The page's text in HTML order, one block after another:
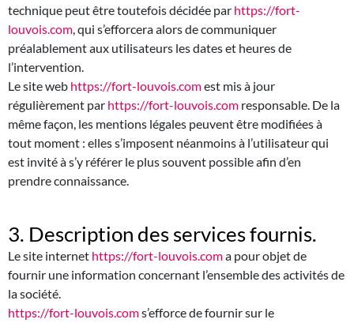
technique peut être toutefois décidée par https://fort-
louvois.com, qui s’efforcera alors de communiquer
préalablement aux utilisateurs les dates et heures de
l’intervention.
Le site web https://fort-louvois.comest mis à jour
régulièrement par https://fort-louvois.com responsable. De la
même façon, les mentions légales peuvent être modifiées à
tout moment : elles s’imposent néanmoins à l’utilisateur qui
est invité à s’y référer le plus souvent possible afin d’en
prendre connaissance.
3. Description des services fournis.
Le site internet https://fort-louvois.coma pour objet de
fournir une information concernant l’ensemble des activités de
la société.
https://fort-louvois.coms’efforce de fournir sur le